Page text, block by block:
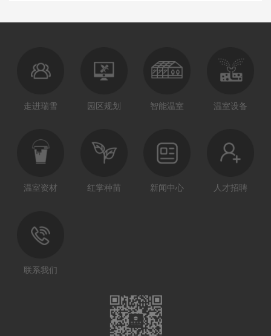
走进瑞雪 园区规划 智能温室 温室设备
温室资材 红掌种苗 新闻中心 人才招聘
联系我们